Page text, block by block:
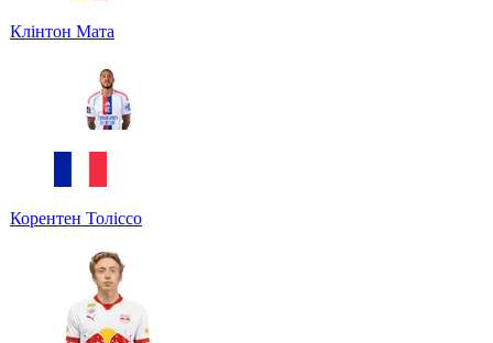
Клінтон Мата
Корентен Толіссо